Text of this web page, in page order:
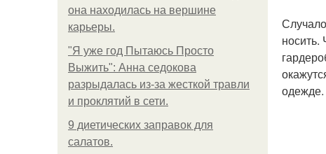
она находилась на вершине
карьеры.
"Я уже год Пытаюсь Просто
Выжить": Анна седокова
разрыдалась из-за жесткой травли
и проклятий в сети.
9 диетических заправок для
салатов.
одежде.